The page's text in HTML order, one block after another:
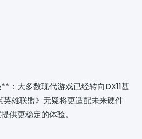
：大多数现代游戏已经转向DX11甚
英雄联盟》无疑将更适配未来硬件
供更稳定的体验。